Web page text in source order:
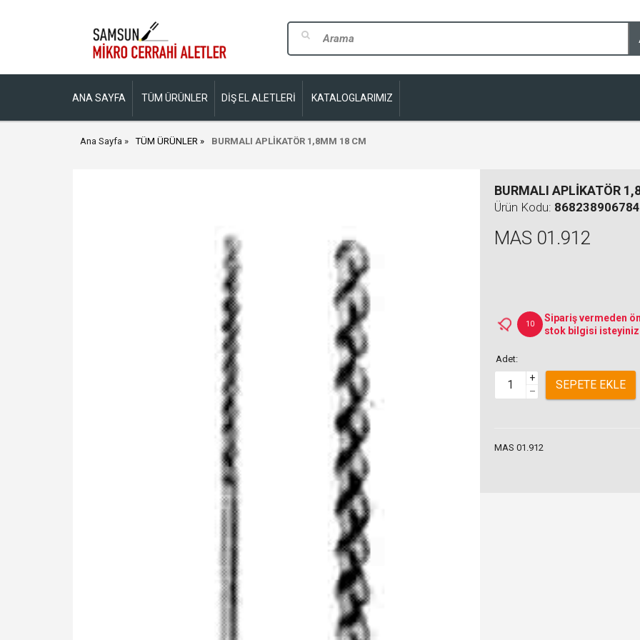
ANA SAYFA TÜM ÜRÜNLER DİŞ EL ALETLERİ KATALOGLARIMIZ
Ana Sayfa TÜM ÜRÜNLER BURMALI APLİKATÖR 1,8MM 18 CM
BURMALI APLİKATÖR
Ürün Kodu:
MAS 01.912
10
Sipariş vermeden
stok bilgisi
Adet:
+
–
SEPETE EKLE
MAS 01.912